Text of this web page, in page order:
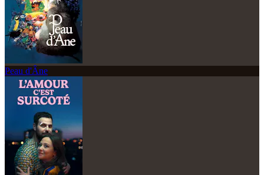
Peau d'Âne